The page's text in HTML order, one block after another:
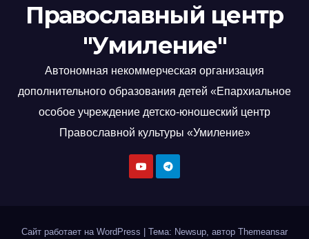
Православный центр
"Умиление"
Автономная некоммерческая организация
дополнительного образования детей «Епархиальное
особое учреждение детско-юношеский центр
Православной культуры «Умиление»
Сайт работает на WordPress Тема: Newsup, автор Themeansar